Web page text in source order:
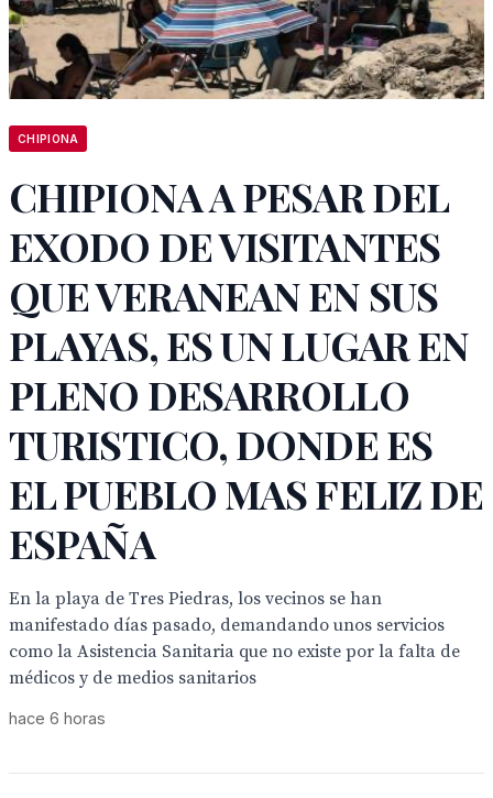
CHIPIONA
CHIPIONA A PESAR DEL
EXODO DE VISITANTES
QUE VERANEAN EN SUS
PLAYAS, ES UN LUGAR EN
PLENO DESARROLLO
TURISTICO, DONDE ES
EL PUEBLO MAS FELIZ DE
ESPAÑA
En la playa de Tres Piedras, los vecinos se han
manifestado días pasado, demandando unos servicios
como la Asistencia Sanitaria que no existe por la falta de
médicos y de medios sanitarios
hace 6 horas